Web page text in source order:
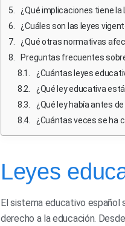
¿Qué implicaciones tiene la
¿Cuáles son las leyes
¿Qué otras normativas
Preguntas frecuentes
¿Cuántas leyes
¿Qué ley educativa
¿Qué ley había antes de
¿Cuántas veces se ha
Leyes
El sistema educativo español
derecho a la educación.